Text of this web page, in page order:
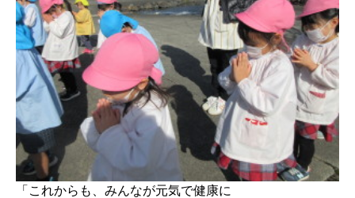
「これからも、みんなが元気で健康に